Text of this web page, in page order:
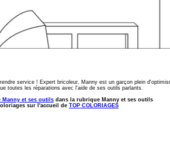
service ! Expert bricoleur, Manny est un garçon plein
toutes les réparations avec l'aide de ses outils parlants.
Manny et ses outils dans la rubrique Manny et ses outils
sur l'accueil de TOP COLORIAGES